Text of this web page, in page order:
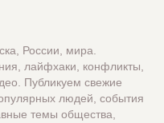
России, мира.
лайфхаки, конфликты,
Публикуем свежие
людей, события
темы общества,